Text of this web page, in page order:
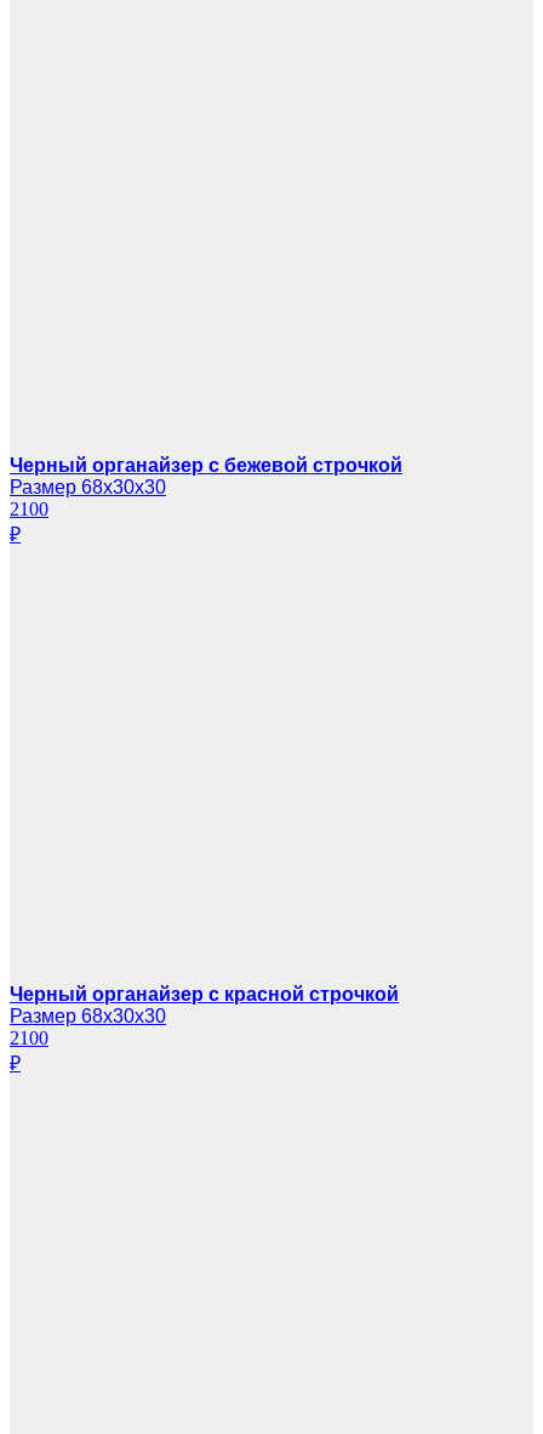
Черный органайзер с бежевой строчкой
Размер 68х30х30
2100
₽
Черный органайзер с красной строчкой
Размер 68х30х30
2100
₽